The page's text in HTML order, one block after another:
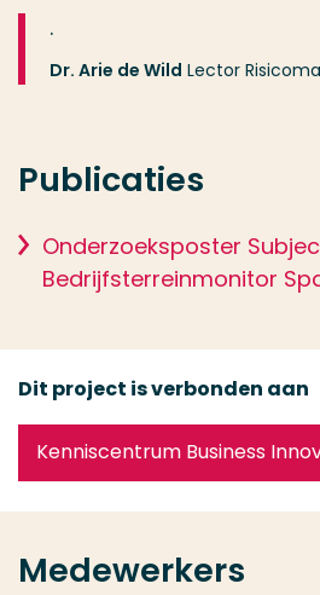
.
Dr. Arie de Wild Lector
Publicaties
Onderzoeksposter
Bedrijfsterreinmonitor
Dit project is verbonden aan
Kenniscentrum Business
Medewerkers